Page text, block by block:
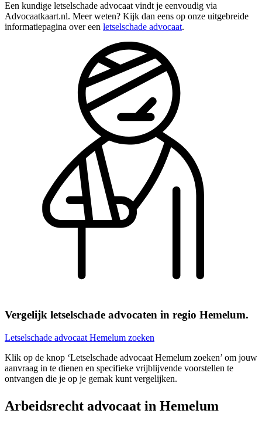
Een kundige letselschade advocaat vindt je eenvoudig via
Advocaatkaart.nl. Meer weten? Kijk dan eens op onze uitgebreide
informatiepagina over een letselschade advocaat.
Vergelijk letselschade advocaten in regio Hemelum.
Letselschade advocaat Hemelum zoeken
Klik op de knop ‘Letselschade advocaat Hemelum zoeken’ om jouw
aanvraag in te dienen en specifieke vrijblijvende voorstellen te
ontvangen die je op je gemak kunt vergelijken.
Arbeidsrecht advocaat in Hemelum